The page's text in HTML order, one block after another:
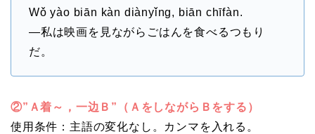
Wǒ yào biān kàn diànyǐng, biān chīfàn.
―私は映画を見ながらごはんを食べるつもり
だ。
②”Ａ着～，一边Ｂ”（ＡをしながらＢをする）
使用条件：主語の変化なし。カンマを入れる。